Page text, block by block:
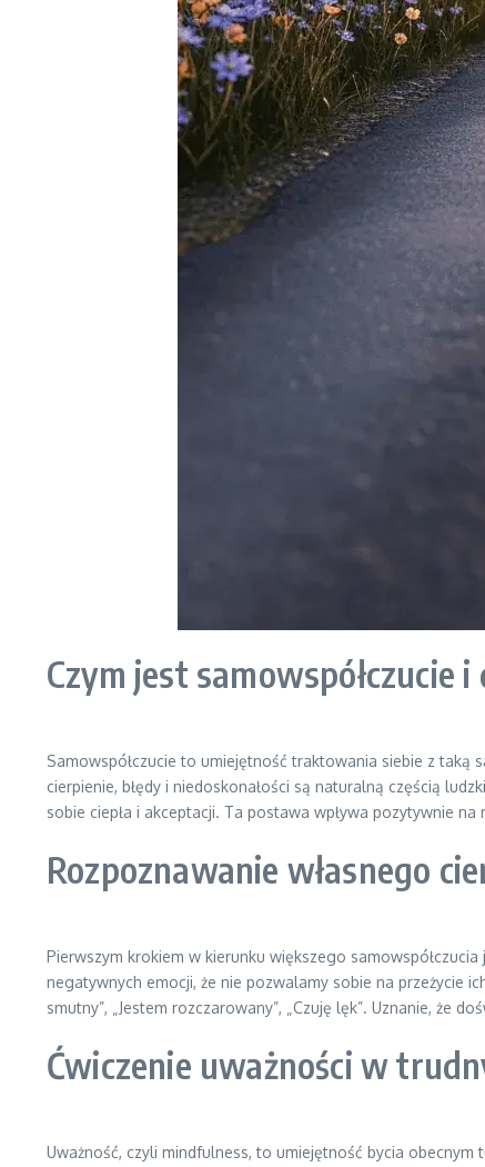
Czym jest samowspółczucie
Samowspółczucie to umiejętność traktowania siebie z taką
cierpienie, błędy i niedoskonałości są naturalną częścią
sobie ciepła i akceptacji. Ta postawa wpływa pozytywnie
Rozpoznawanie własnego
Pierwszym krokiem w kierunku większego
negatywnych emocji, że nie pozwalamy sobie na przeżycie
smutny”, „Jestem rozczarowany”, „Czuję lęk”. Uznanie, że
Ćwiczenie uważności w
Uważność, czyli mindfulness, to umiejętność bycia obecnym